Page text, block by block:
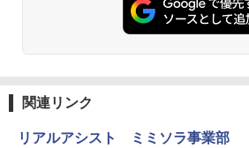
関連リンク
リアルアシスト ミミソラ事業部